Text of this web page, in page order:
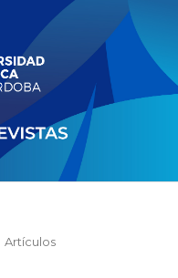
Artículos